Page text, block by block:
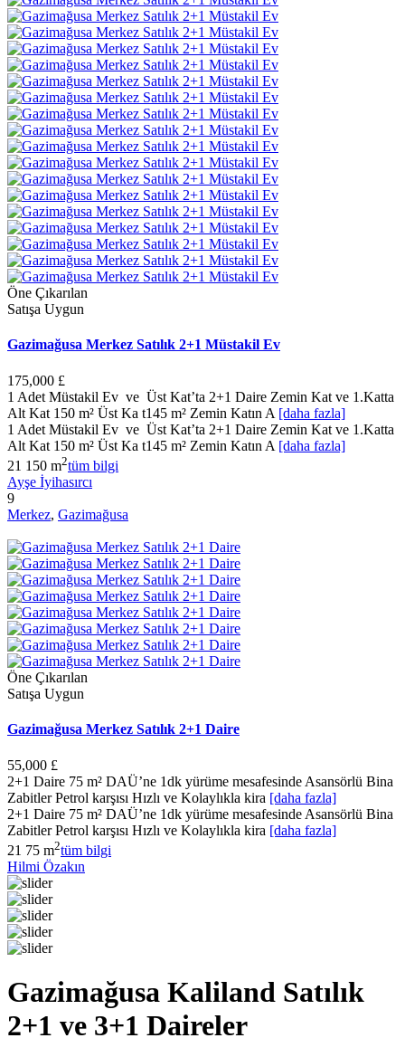
Öne Çıkarılan
Satışa Uygun
Gazimağusa Merkez Satılık 2+1 Müstakil Ev
175,000 £
1 Adet Müstakil Ev ve Üst Kat’ta 2+1 Daire Zemin Kat ve 1.Katta
Alt Kat 150 m² Üst Ka t145 m² Zemin Katın A [daha fazla]
1 Adet Müstakil Ev ve Üst Kat’ta 2+1 Daire Zemin Kat ve 1.Katta
Alt Kat 150 m² Üst Ka t145 m² Zemin Katın A [daha fazla]
21 150 m2tüm bilgi
Ayşe İyihasırcı
9
Merkez, Gazimağusa
Öne Çıkarılan
Satışa Uygun
Gazimağusa Merkez Satılık 2+1 Daire
55,000 £
2+1 Daire 75 m² DAÜ’ne 1dk yürüme mesafesinde Asansörlü Bina
Zabitler Petrol karşısı Hızlı ve Kolaylıkla kira [daha fazla]
2+1 Daire 75 m² DAÜ’ne 1dk yürüme mesafesinde Asansörlü Bina
Zabitler Petrol karşısı Hızlı ve Kolaylıkla kira [daha fazla]
21 75 m2tüm bilgi
Hilmi Özakın
Gazimağusa Kaliland Satılık
2+1 ve 3+1 Daireler